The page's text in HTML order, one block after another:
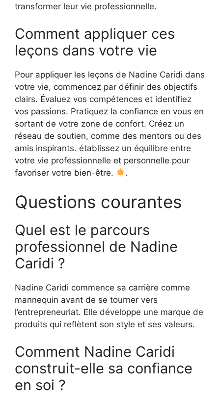
transformer leur vie professionnelle.
Comment appliquer ces
leçons dans votre vie
Pour appliquer les leçons de Nadine Caridi dans
votre vie, commencez par définir des objectifs
clairs. Évaluez vos compétences et identifiez
vos passions. Pratiquez la confiance en vous en
sortant de votre zone de confort. Créez un
réseau de soutien, comme des mentors ou des
amis inspirants. établissez un équilibre entre
votre vie professionnelle et personnelle pour
favoriser votre bien-être.
.
Questions courantes
Quel est le parcours
professionnel de Nadine
Caridi ?
Nadine Caridi commence sa carrière comme
mannequin avant de se tourner vers
l’entrepreneuriat. Elle développe une marque de
produits qui reflètent son style et ses valeurs.
Comment Nadine Caridi
construit-elle sa confiance
en soi ?